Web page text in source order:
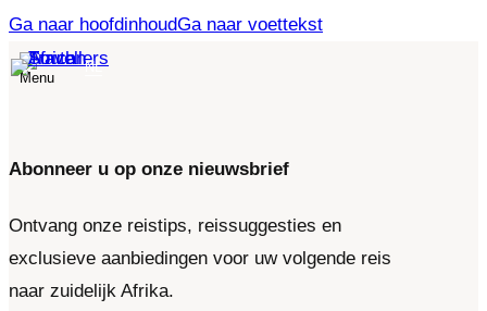
Ga naar hoofdinhoudGa naar voettekst
NL
Abonneer u op onze nieuwsbrief
Ontvang onze reistips, reissuggesties en
exclusieve aanbiedingen voor uw volgende reis
naar zuidelijk Afrika.